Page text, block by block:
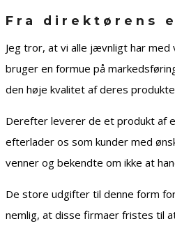
Fra direktørens
Jeg tror, at vi alle jævnligt har
bruger en formue på
den høje kvalitet af deres
Derefter leverer de et produkt af
efterlader os som kunder med
venner og bekendte om ikke at
De store udgifter til denne form
nemlig, at disse firmaer fristes til